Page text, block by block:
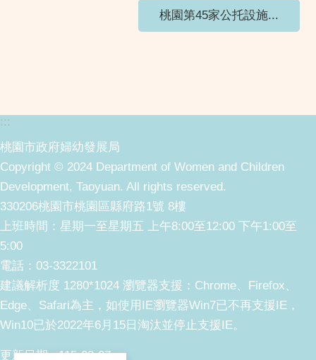
桃園第45家公托設施...
:::
桃園市政府婦幼發展局
Copyright © 2024 Department of Women and Children
Development, Taoyuan. All rights reserved.
330206桃園市桃園區縣府路1號 8樓
上班時間：星期一至星期五 上午8:00至12:00 下午1:00至
5:00
電話：03-3322101
建議解析度 1280*1024 瀏覽器支援：Chrome、Firefox、
Edge、Safari為主，如使用IE瀏覽器Win7已不再支援IE，
Win10已於2022年6月15日淘汰並停止支援IE。
更新日期 115-08-07